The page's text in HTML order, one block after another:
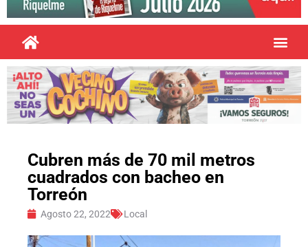
Cubren más de 70 mil metros
cuadrados con bacheo en
Torreón
Agosto 22, 2022 Local